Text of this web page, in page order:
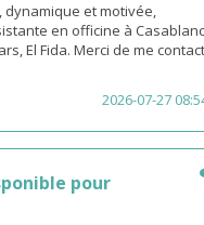
et motivée,
en officine à
El Fida. Merci de me
2026-07-27
pour